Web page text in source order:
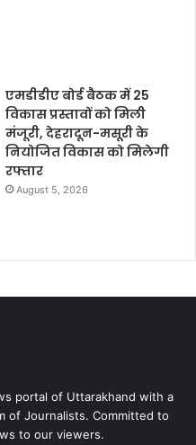
एमडीडीए बोर्ड बैठक में 25
विकास प्रस्तावों को मिली
मंजूरी, देहरादून-मसूरी के
नियोजित विकास को मिलेगी
रफ्तार
August 5, 2026
portal of Uttarakhand with a
of Journalists. Committed to
to our viewers.